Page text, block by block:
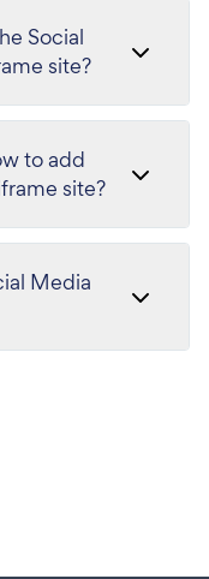
Social
site?
to add
site?
Media